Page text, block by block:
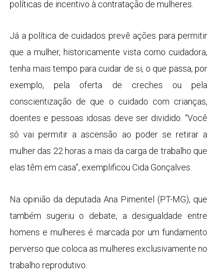
políticas de incentivo à contratação de mulheres.
Já a política de cuidados prevê ações para permitir
que a mulher, historicamente vista como cuidadora,
tenha mais tempo para cuidar de si, o que passa, por
exemplo, pela oferta de creches ou pela
conscientização de que o cuidado com crianças,
doentes e pessoas idosas deve ser dividido. “Você
só vai permitir a ascensão ao poder se retirar a
mulher das 22 horas a mais da carga de trabalho que
elas têm em casa”, exemplificou Cida Gonçalves.
Na opinião da deputada Ana Pimentel (PT-MG), que
também sugeriu o debate, a desigualdade entre
homens e mulheres é marcada por um fundamento
perverso que coloca as mulheres exclusivamente no
trabalho reprodutivo.